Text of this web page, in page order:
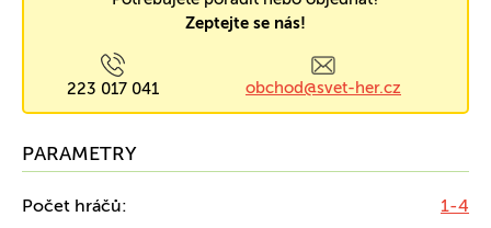
Zeptejte se nás!
223 017 041 obchod@svet-her.cz
PARAMETRY
Počet hráčů:
1-4